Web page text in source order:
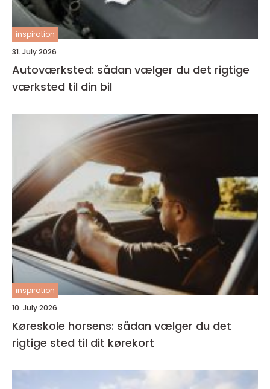
inspiration
31. July 2026
Autoværksted: sådan vælger du det rigtige
værksted til din bil
inspiration
10. July 2026
Køreskole horsens: sådan vælger du det
rigtige sted til dit kørekort